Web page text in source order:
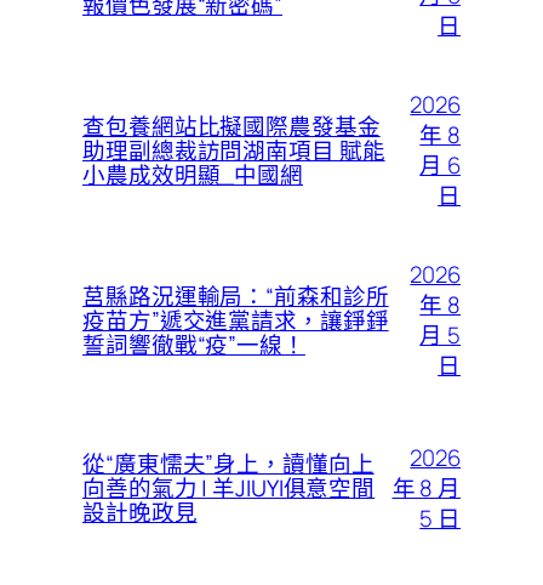
日
查包養網站比擬國際農發基金
助理副總裁訪問湖南項目 賦能
小農成效明顯_中國網
2026
年 8
月 6
日
莒縣路況運輸局：“前森和診所
疫苗方”遞交進黨請求，讓錚錚
誓詞響徹戰“疫”一線！
2026
年 8
月 5
日
從“廣東懦夫”身上，讀懂向上
向善的氣力 | 羊JIUYI俱意空間
設計晚政見
2026
年 8 月
5 日